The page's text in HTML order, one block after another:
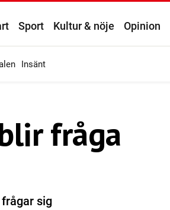
Sport Kultur & nöje Opinion
Insänt
fråga
sig